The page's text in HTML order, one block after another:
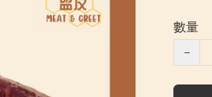
數量
−